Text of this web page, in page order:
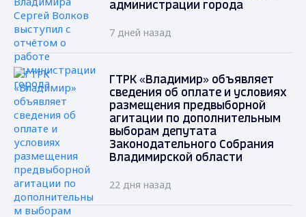
администрации города
7 дней назад
ГТРК «Владимир» объявляет
сведения об оплате и условиях
размещения предвыборной
агитации по дополнительным
выборам депутата
Законодательного Собрания
Владимирской области
22 дня назад